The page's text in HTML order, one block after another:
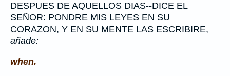
DESPUES DE AQUELLOS DIAS--DICE EL
SEÑOR: PONDRE MIS LEYES EN SU
CORAZON, Y EN SU MENTE LAS ESCRIBIRE,
añade:
when.